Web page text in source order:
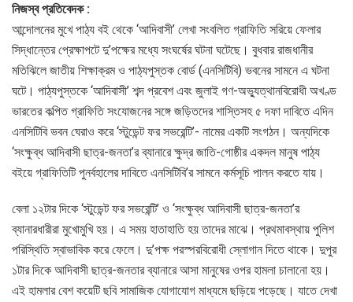
নিজস্ব প্রতিবেদক :
আন্দোলনের মুখে পাঠ্য বই থেকে ‘আদিবাসী’ লেখা সংবলিত গ্রাফিতি সরিয়ে ফেলার
সিদ্ধান্তের প্রেক্ষাপটে দু’পক্ষের মধ্যে সংঘর্ষের ঘটনা ঘটেছে। বুধবার রাজধানীর
মতিঝিলে জাতীয় শিক্ষাক্রম ও পাঠ্যপুস্তক বোর্ড (এনসিটিবি) ভবনের সামনে এ ঘটনা
ঘটে। পাঠ্যপুস্তকে ‘আদিবাসী’ শব্দ প্রবেশ এবং জুলাই গণ-অভ্যুত্থানবিরোধী অখণ্ড
ভারতের কল্পিত গ্রাফিতি সংযোজনের সঙ্গে জড়িতদের শাস্তিসহ ৫ দফা দাবিতে এদিন
এনসিটিবি ভবন ঘেরাও করে ‘স্টুডেন্ট ফর সভরেন্টি’- নামের একটি সংগঠন। অন্যদিকে
‘সংক্ষুব্ধ আদিবাসী ছাত্র-জনতা’র ব্যানারে ক্ষুদ্র জাতি-গোষ্ঠীর একদল মানুষ পাঠ্য
বইয়ে গ্রাফিতিটি পুনর্বহালের দাবিতে এনসিটিবি’র সামনে কর্মসূচি পালন করতে যায়।
বেলা ১২টার দিকে ‘স্টুডেন্ট ফর সভরেন্টি’ ও ‘সংক্ষুব্ধ আদিবাসী ছাত্র-জনতা’র
ব্যানারধারীরা মুখোমুখি হয়। এ সময় হাতাহাতি হয় তাদের মাঝে। প্রথমাবস্থায় পুলিশ
পরিস্থিতি স্বাভাবিক করে ফেলে। দু’পক্ষ পরস্পরবিরোধী স্লোগান দিতে থাকে। দুপুর
১টার দিকে আদিবাসী ছাত্র-জনতার ব্যানারে আসা মানুষের ওপর হামলা চালানো হয়।
এই হামলার বেশ কয়েটি ছবি সামাজিক যোগাযোগ মাধ্যমে ছড়িয়ে পড়েছে। যাতে দেখা